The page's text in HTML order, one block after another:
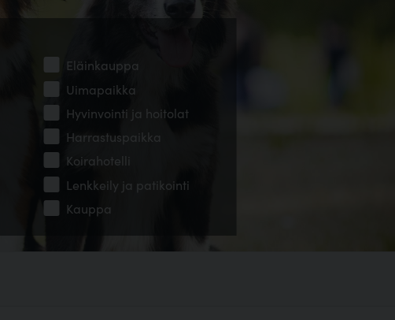
Eläinkauppa
Uimapaikka
Hyvinvointi ja hoitolat
Harrastuspaikka
Koirahotelli
Lenkkeily ja patikointi
Kauppa